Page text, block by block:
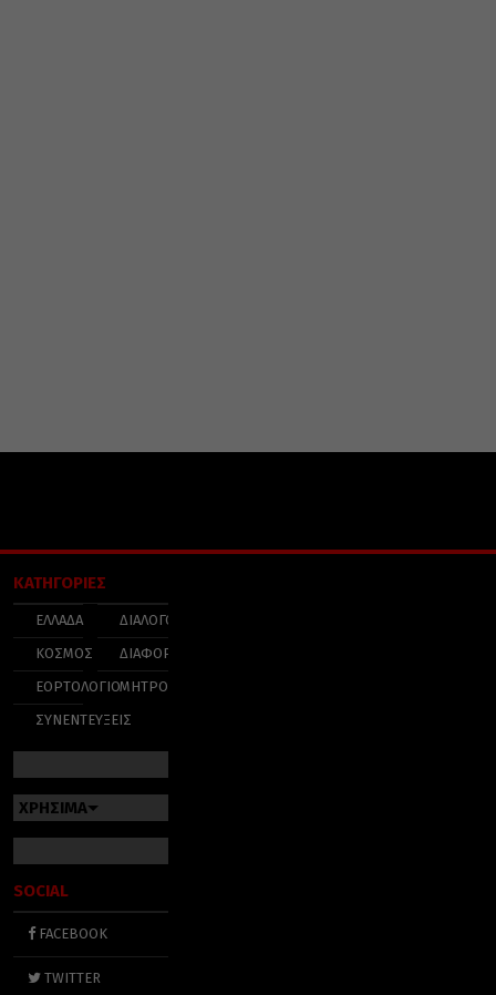
ΚΑΤΗΓΟΡΙΕΣ
ΕΛΛΑΔΑ
ΚΟΣΜΟΣ
ΕΟΡΤΟΛΟΓΙΟ
ΣΥΝΕΝΤΕΥΞΕΙΣ
ΔΙΑΛΟΓΟΣ
ΔΙΑΦΟΡΑ
ΜΗΤΡΟΠΟΛΕΙΣ
ΧΡΗΣΙΜΑ
SOCIAL
FACEBOOK
TWITTER